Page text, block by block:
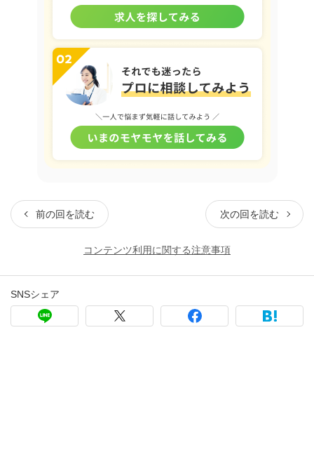
前の回を読む 次の回を読む
コンテンツ利用に関する注意事項
SNSシェア